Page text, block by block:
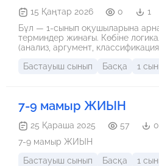
15 Қаңтар 2026 0
1
Бұл — 1-сынып оқушыларына
терминдер жинағы. Көбіне
(анализ, аргумент,
ұғымдарды бала тілінде,
Бастауыш сынып Басқа 1
7-9 мамыр ЖИЫН
25 Қараша 2025 57
0
7-9 мамыр ЖИЫН
Бастауыш сынып
Басқа 1